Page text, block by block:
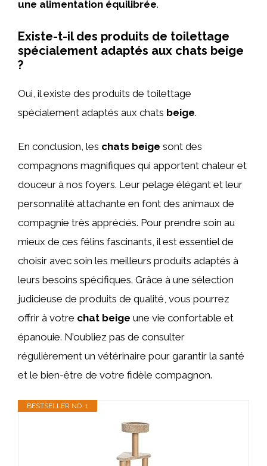
une alimentation équilibrée.
Existe-t-il des produits de toilettage
spécialement adaptés aux chats beige
?
Oui, il existe des produits de toilettage
spécialement adaptés aux chats beige.
En conclusion, les chats beige sont des
compagnons magnifiques qui apportent chaleur et
douceur à nos foyers. Leur pelage élégant et leur
personnalité attachante en font des animaux de
compagnie très appréciés. Pour prendre soin au
mieux de ces félins fascinants, il est essentiel de
choisir avec soin les meilleurs produits adaptés à
leurs besoins spécifiques. Grâce à une sélection
judicieuse de produits de qualité, vous pourrez
offrir à votre chat beige une vie confortable et
épanouie. N’oubliez pas de consulter
régulièrement un vétérinaire pour garantir la santé
et le bien-être de votre fidèle compagnon.
BESTSELLER NO. 1